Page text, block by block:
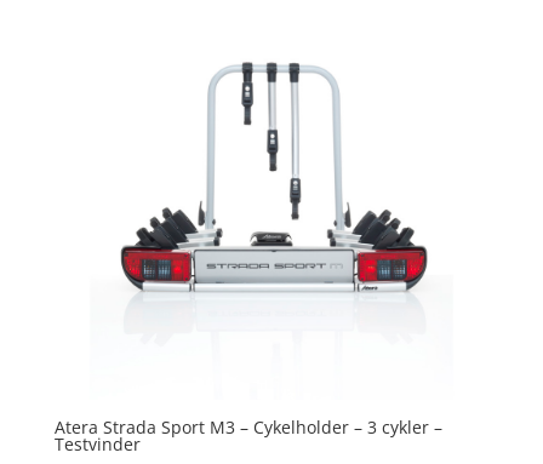
Atera Strada Sport M3 – Cykelholder – 3 cykler –
Testvinder